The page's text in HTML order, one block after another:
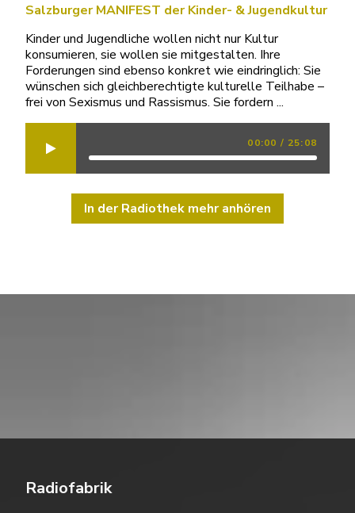
Salzburger MANIFEST der Kinder- & Jugendkultur
Kinder und Jugendliche wollen nicht nur Kultur
konsumieren, sie wollen sie mitgestalten. Ihre
Forderungen sind ebenso konkret wie eindringlich: Sie
wünschen sich gleichberechtigte kulturelle Teilhabe –
frei von Sexismus und Rassismus. Sie fordern ...
00:00 / 25:08
In der Radiothek mehr anhören
Radiofabrik